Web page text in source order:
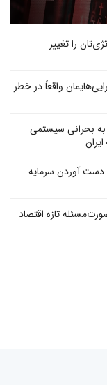
را تغییر
واقعاً در خطر
به بحرانی سیستمی
دست آوردن سرمایه
تازه اقتصاد